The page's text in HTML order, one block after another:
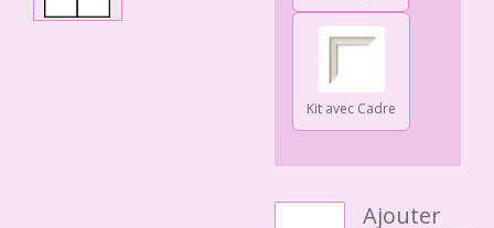
Kit avec Cadre
Ajouter